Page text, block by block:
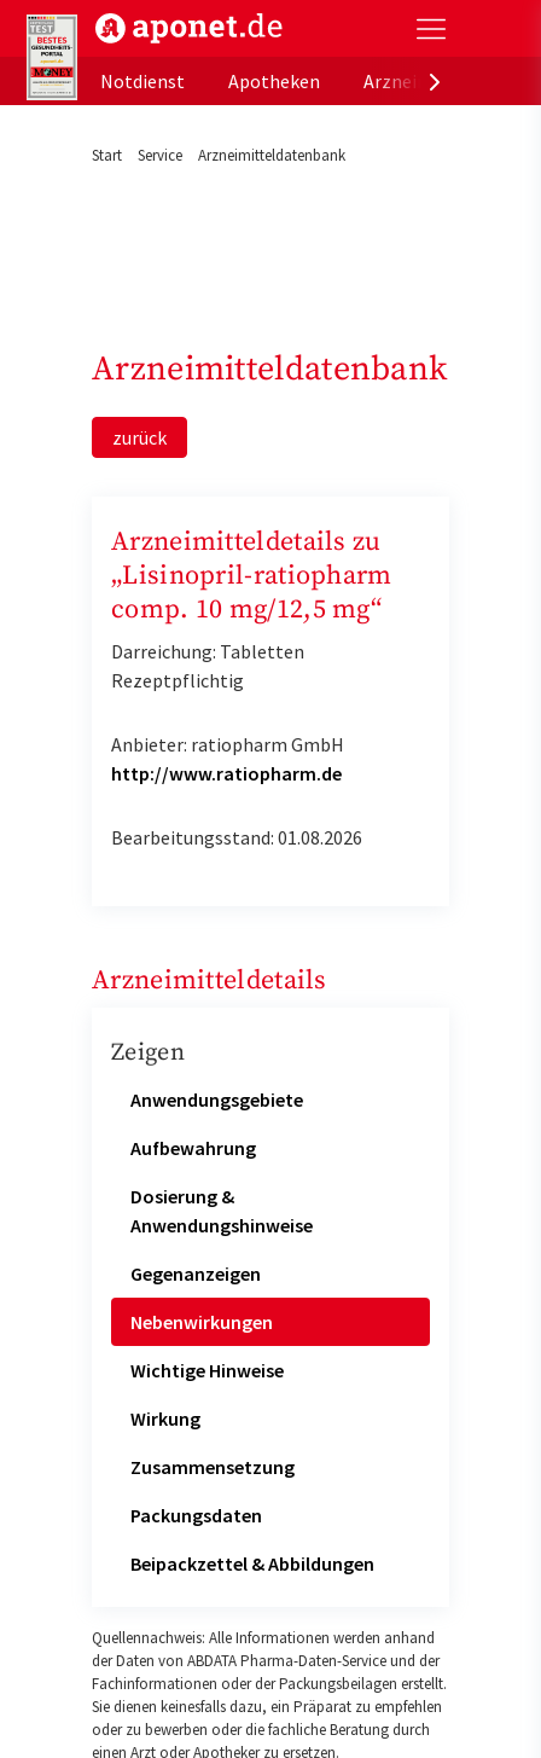
aponet.de - Das offizielle Gesundheitsportal der
Notdienst
Apotheken
Start Service Arzneimitteldatenbank
Arzneimitteldatenbank
zurück
Arzneimitteldetails zu
„Lisinopril-ratiopharm
comp. 10 mg/12,5 mg“
Darreichung: Tabletten
Rezeptpflichtig
Anbieter: ratiopharm GmbH
http://www.ratiopharm.de
Bearbeitungsstand: 01.08.2026
Arzneimitteldetails
Zeigen
Anwendungsgebiete
Aufbewahrung
Dosierung &
Anwendungshinweise
Gegenanzeigen
Nebenwirkungen
Wichtige Hinweise
Wirkung
Zusammensetzung
Packungsdaten
Beipackzettel & Abbildungen
Quellennachweis: Alle Informationen werden anhand
der Daten von ABDATA Pharma-Daten-Service und der
Fachinformationen oder der Packungsbeilagen erstellt.
Sie dienen keinesfalls dazu, ein Präparat zu empfehlen
oder zu bewerben oder die fachliche Beratung durch
einen Arzt oder Apotheker zu ersetzen.